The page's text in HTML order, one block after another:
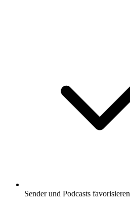
Sender und Podcasts favorisieren